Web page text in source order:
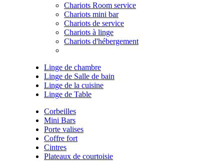
Chariots Room service
Chariots mini bar
Chariots de service
Chariots à linge
Chariots d'hébergement
Linge de chambre
Linge de Salle de bain
Linge de la cuisine
Linge de Table
Corbeilles
Mini Bars
Porte valises
Coffre fort
Cintres
Plateaux de courtoisie